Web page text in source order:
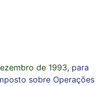
de 1993, para
sobre Operações